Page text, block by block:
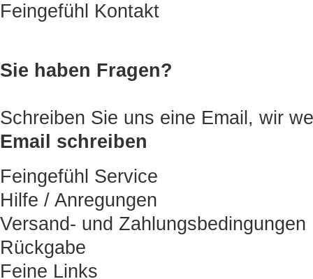
Feingefühl Kontakt
Sie haben Fragen?
Schreiben Sie uns eine Email, wir
Email schreiben
Feingefühl Service
Hilfe / Anregungen
Versand- und Zahlungsbedingungen
Rückgabe
Feine Links